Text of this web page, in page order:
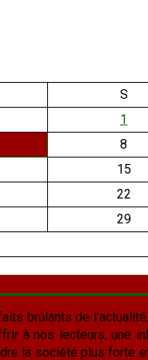
S
1
8
15
22
29
brûlants de
à nos lecteurs, une
la société plus forte